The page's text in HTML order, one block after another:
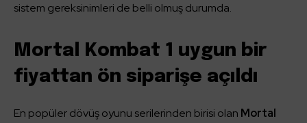
sistem gereksinimleri de belli olmuş durumda.
Mortal Kombat 1 uygun bir
fiyattan ön siparişe açıldı
En popüler dövüş oyunu serilerinden birisi olan Mortal